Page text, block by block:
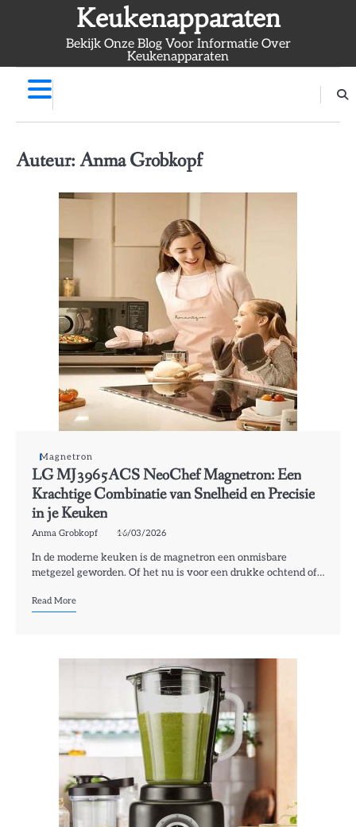
Keukenapparaten
Bekijk Onze Blog Voor Informatie Over
Keukenapparaten
Auteur:Anma Grobkopf
Magnetron
LG MJ3965ACS NeoChef Magnetron: Een
Krachtige Combinatie van Snelheid en Precisie
in je Keuken
Anma Grobkopf 16/03/2026
In de moderne keuken is de magnetron een onmisbare
metgezel geworden. Of het nu is voor een drukke ochtend of…
Read More